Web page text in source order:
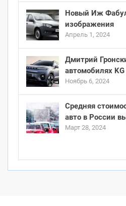
Новый Иж
изображения
Апрель 1, 2024
Дмитрий
автомобилях
Ноябрь 6, 2024
Средняя
авто в России
Март 28, 2024